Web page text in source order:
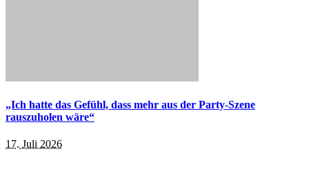
„Ich hatte das Gefühl, dass mehr aus der Party-Szene
rauszuholen wäre“
17. Juli 2026